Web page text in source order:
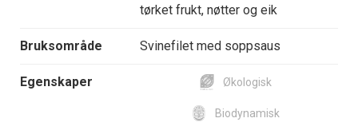
tørket frukt, nøtter og eik
Bruksområde Svinefilet med soppsaus
Egenskaper Økologisk
Biodynamisk